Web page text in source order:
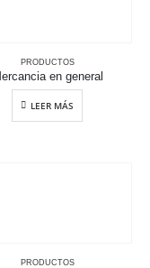
PRODUCTOS
en general
LEER MÁS
PRODUCTOS